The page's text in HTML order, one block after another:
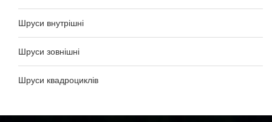
Шруси внутрішні
Шруси зовнішні
Шруси квадроциклів